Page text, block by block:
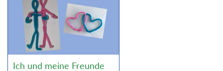
Ich und meine Freunde